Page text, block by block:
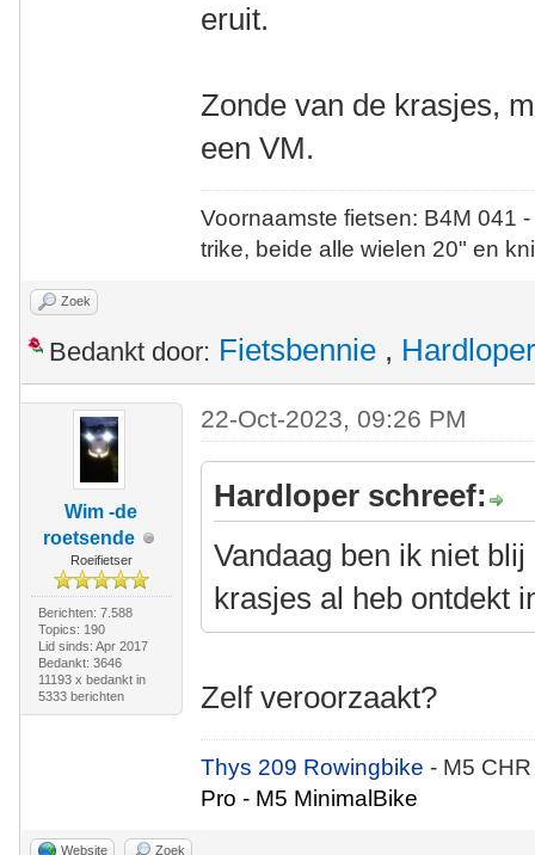
eruit.
Zonde van de krasjes,
een VM.
Voornaamste fietsen: B4M
trike, beide alle wielen 20" en
Zoek
Bedankt door: Fietsbennie , Hardloper
Wim -de
roetsende
Roeifietser
Berichten: 7.588
Topics: 190
Lid sinds: Apr 2017
Bedankt: 3646
11193 x bedankt in
5333 berichten
22-Oct-2023, 09:26 PM
Hardloper schreef:
Vandaag ben ik niet
krasjes al heb ontdekt
Zelf veroorzaakt?
Thys 209 Rowingbike- M5
Pro - M5 MinimalBike
Website Zoek